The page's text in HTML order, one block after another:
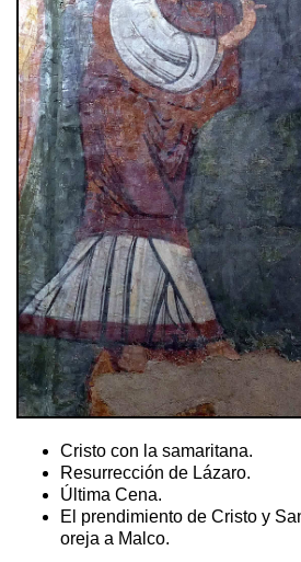
Cristo con la samaritana.
Resurrección de Lázaro.
Última Cena.
El prendimiento de Cristo y
oreja a Malco.